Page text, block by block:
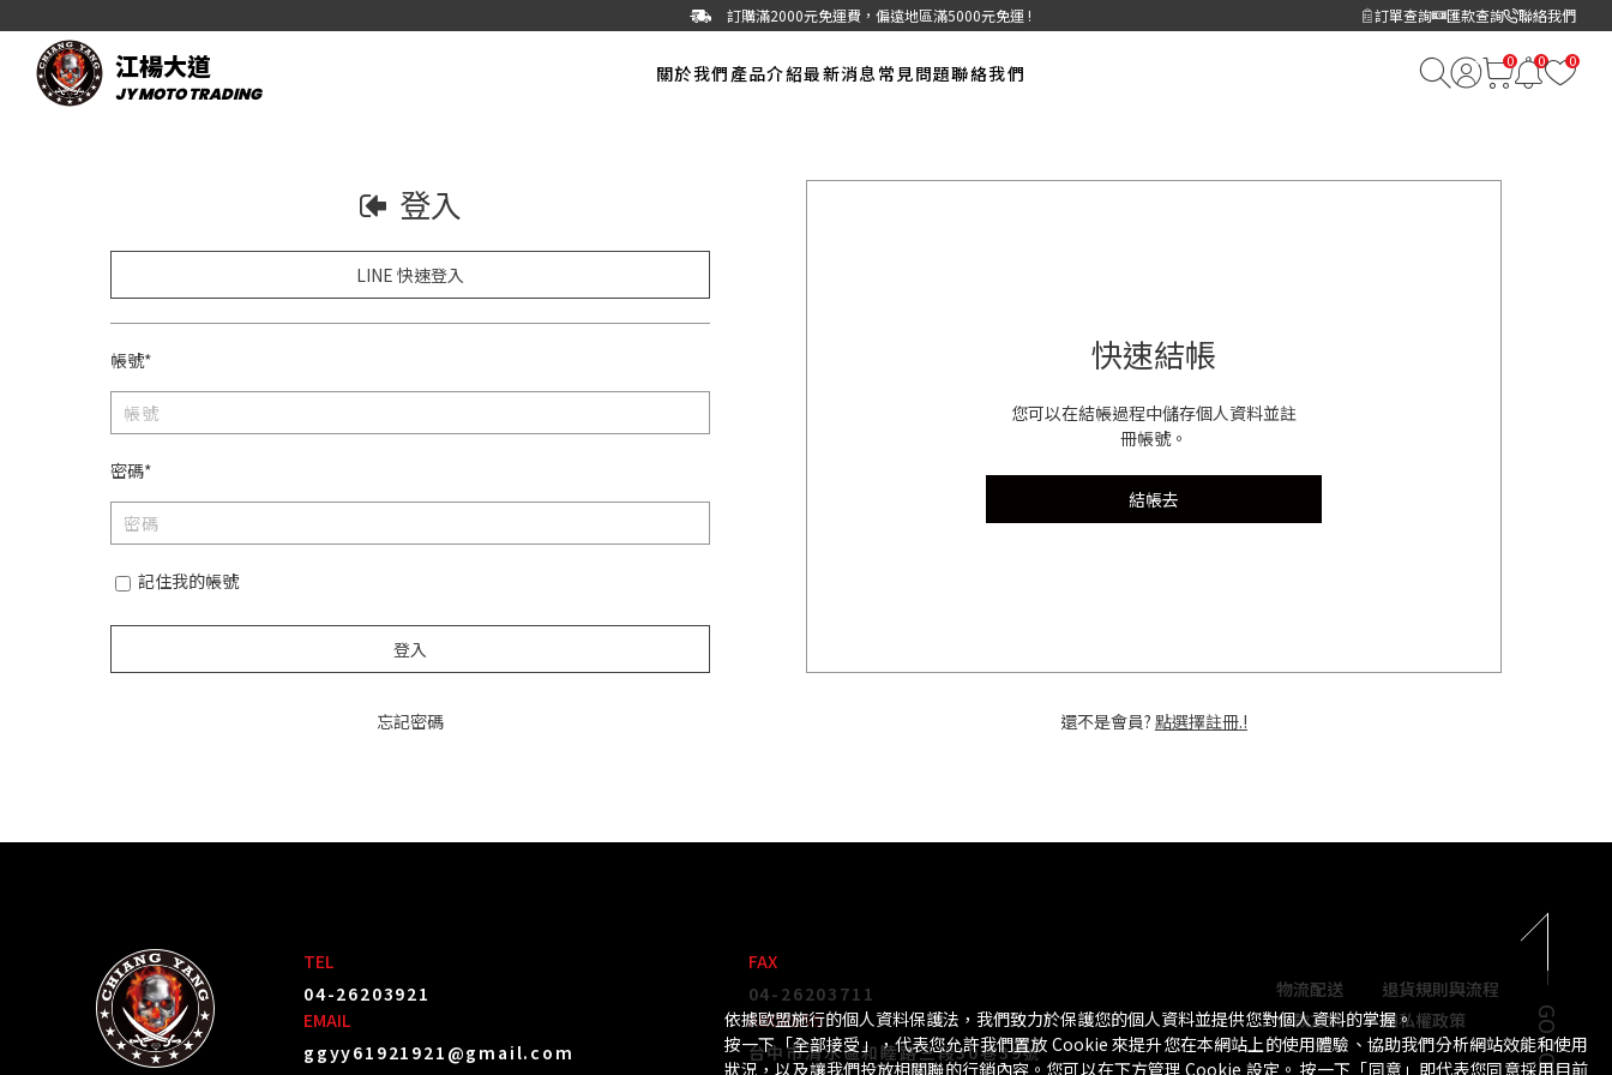
訂購滿2000元免運費，偏遠地區滿5000元免運 ! 訂單查詢 匯款查詢 聯絡我們
江楊大道
JY MOTO TRADING
關於我們 產品介紹最新消息 常見問題聯絡我們
快速結帳
您可以在結帳過程中儲存個人資料並註
冊帳號。
結帳去
還不是會員? 點選擇註冊.!
登入
LINE 快速登入
帳號*
密碼*
記住我的帳號
登入
忘記密碼
TEL
04-26203921
FAX
04-26203711
EMAIL
ggyy61921921@gmail.com
ADDRESS
台中市清水區和睦路三段30巷39號
物流配送
退貨規則與流程
付款方式
隱私權政策 GO TOP
依據歐盟施行的個人資料保護法，我們致力於保護您的個人資料並提供您對個人資料的掌握。
按一下「全部接受」，代表您允許我們置放 Cookie 來提升您在本網站上的使用體驗、協助我們分析網站效能和使用
狀況，以及讓我們投放相關聯的行銷內容。您可以在下方管理 Cookie 設定。 按一下「同意」即代表您同意採用目前